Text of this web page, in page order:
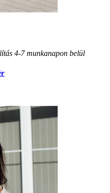
4-7 munkanapon belül